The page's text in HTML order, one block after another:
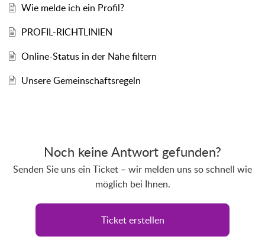
Wie melde ich ein Profil?
PROFIL-RICHTLINIEN
Online-Status in der Nähe filtern
Unsere Gemeinschaftsregeln
Noch keine Antwort gefunden?
Senden Sie uns ein Ticket – wir melden uns so schnell wie
möglich bei Ihnen.
Ticket erstellen